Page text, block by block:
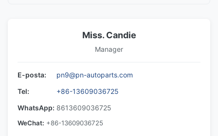
Miss. Candie
Manager
E-posta:
pn9@pn-autoparts.com
Tel:
+86-13609036725
WhatsApp: 8613609036725
WeChat: +86-13609036725